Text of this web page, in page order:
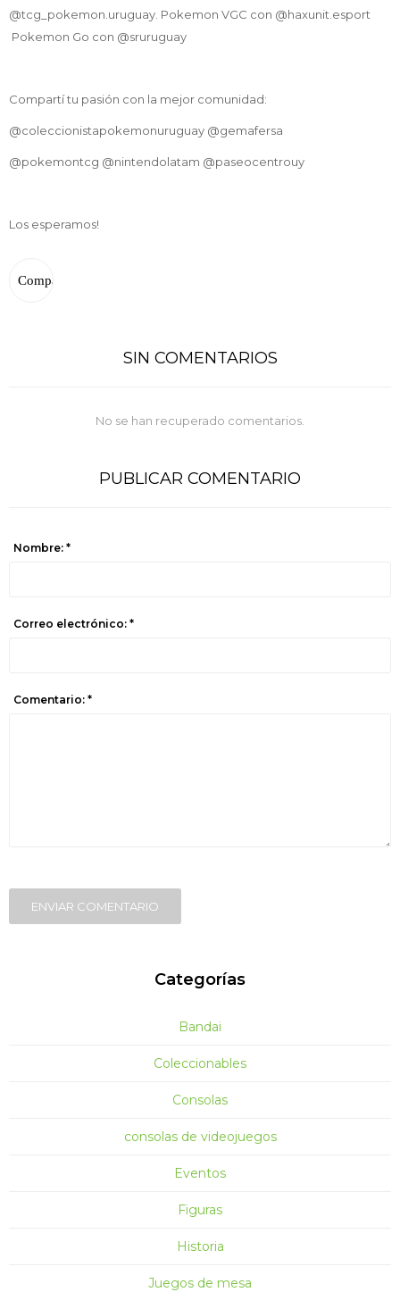
@tcg_pokemon.uruguay. Pokemon VGC con @haxunit.esport
Pokemon Go con @sruruguay
Compartí tu pasión con la mejor comunidad:
@coleccionistapokemonuruguay @gemafersa
@pokemontcg @nintendolatam @paseocentrouy
Los esperamos!
SIN COMENTARIOS
No se han recuperado comentarios.
PUBLICAR COMENTARIO
Nombre: *
Correo electrónico: *
Comentario: *
ENVIAR COMENTARIO
Categorías
Bandai
Coleccionables
Consolas
consolas de videojuegos
Eventos
Figuras
Historia
Juegos de mesa